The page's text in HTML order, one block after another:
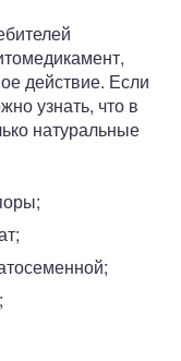
действие. Если
узнать, что в
натуральные